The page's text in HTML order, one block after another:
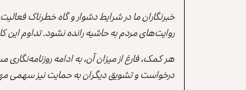
خبرنگاران ما در شرایط دشوار و گاه خطرناک
روایت‌های مردم به حاشیه رانده نشود. تداوم
هر کمک، فارغ از میزان آن، به ادامه
درخواست و تشویق دیگران به حمایت نیز سهمی